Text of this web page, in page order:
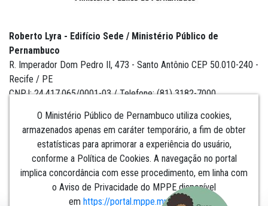
O Ministério Público de Pernambuco utiliza cookies,
armazenados apenas em caráter temporário, a fim de obter
estatísticas para aprimorar a experiência do usuário,
conforme a Política de Cookies. A navegação no portal
implica concordância com esse procedimento, em linha com
o Aviso de Privacidade do MPPE disponível
em https://portal.mppe.mp.br/lgpd.​​​​​​​
Roberto Lyra - Edifício Sede / Ministério Público de
Pernambuco
R. Imperador Dom Pedro II, 473 - Santo Antônio CEP 50.010-240 -
Recife / PE
CNPJ: 24.417.065/0001-03 / Telefone: (81) 3182-7000
Institucional
Comunicação